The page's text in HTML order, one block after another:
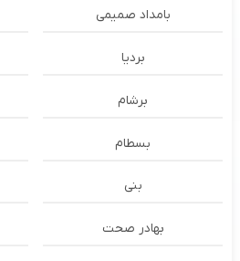
بامداد صمیمی
بردیا
برشام
بسطام
بنی
بهادر صحت